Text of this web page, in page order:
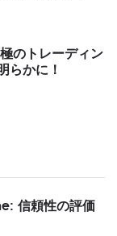
のトレーディン
らかに！
信頼性の評価